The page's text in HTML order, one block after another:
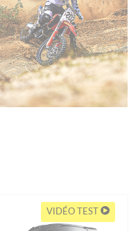
VIDÉO TEST